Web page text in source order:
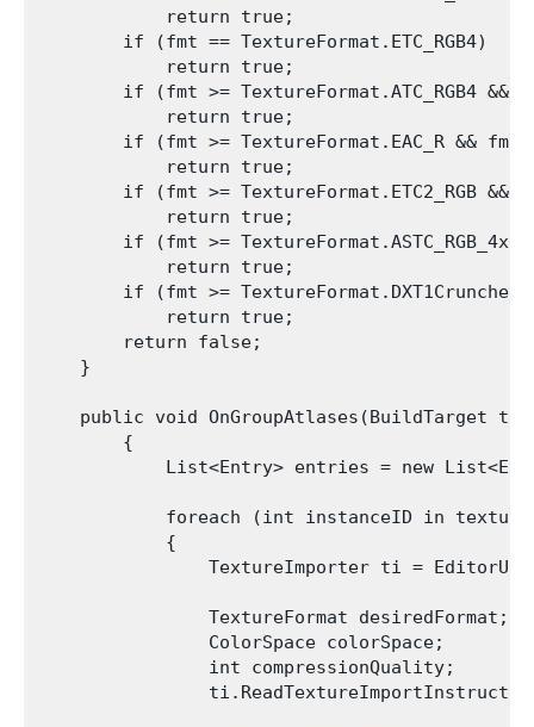
            return true;
        if (fmt == TextureFormat.ETC_RGB4)
            return true;
if (fmt >= TextureFormat.ATC_RGB4 &&
            return true;
if (fmt >= TextureFormat.EAC_R && fmt
            return true;
if (fmt >= TextureFormat.ETC2_RGB &&
            return true;
if (fmt >= TextureFormat.ASTC_RGB_4x4
            return true;
if (fmt >= TextureFormat.DXT1Crunched
            return true;
        return false;
    }
public void OnGroupAtlases(BuildTarget
        {
List<Entry> entries = new
foreach (int instanceID in
            {
TextureImporter ti =
                TextureFormat desiredFormat;
                ColorSpace colorSpace;
                int compressionQuality;